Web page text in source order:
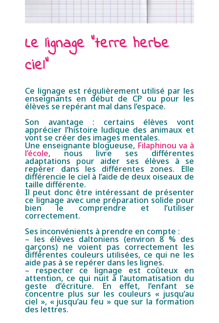
Le lignage "terre herbe
ciel"
Ce lignage est régulièrement utilisé par les
enseignants en début de CP ou pour les
élèves se repérant mal dans l’espace.
Son avantage : certains élèves vont
apprécier l’histoire ludique des animaux et
vont se créer des images mentales.
Une enseignante blogueuse, Filaphinou va à
l’école, nous livre ses différentes
adaptations pour aider ses élèves à se
repérer dans les différentes zones. Elle
différencie le ciel à l’aide de deux oiseaux de
taille différente.
Il peut donc être intéressant de présenter
ce lignage avec une préparation solide pour
bien le comprendre et l’utiliser
correctement.
Ses inconvénients à prendre en compte :
– les élèves daltoniens (environ 8 % des
garçons) ne voient pas correctement les
différentes couleurs utilisées, ce qui ne les
aide pas à se repérer dans les lignes.
– respecter ce lignage est coûteux en
attention, ce qui nuit à l’automatisation du
geste d’écriture. En effet, l’enfant se
concentre plus sur les couleurs « jusqu’au
ciel », « jusqu’au feu » que sur la formation
des lettres.